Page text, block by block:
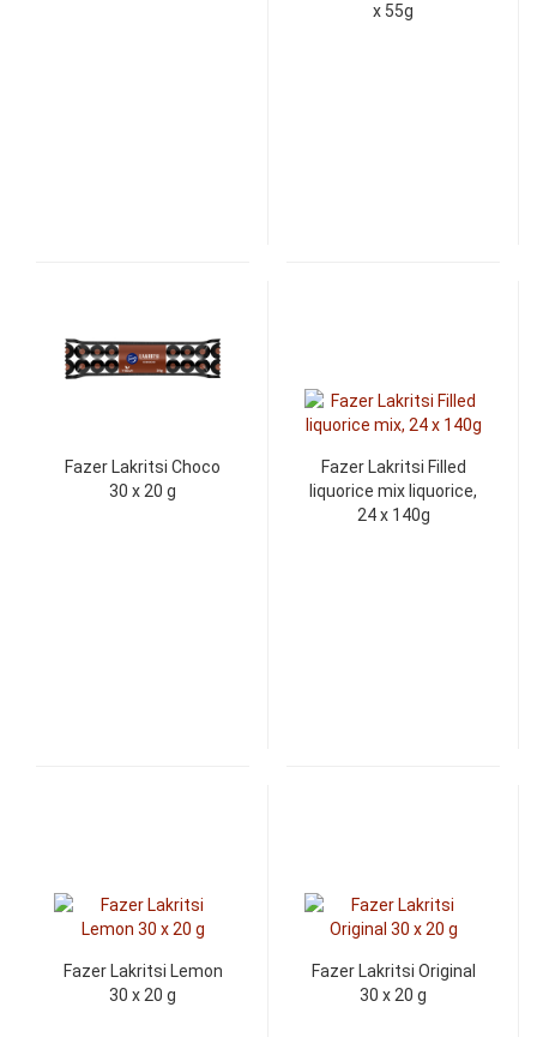
x 55g
Fazer Lakritsi Choco
30 x 20 g
Fazer Lakritsi Filled
liquorice mix liquorice,
24 x 140g
Fazer Lakritsi Lemon
30 x 20 g
Fazer Lakritsi Original
30 x 20 g